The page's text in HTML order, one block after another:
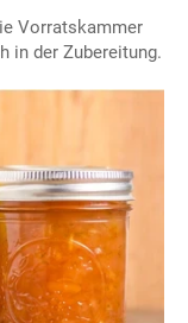
Vorratskammer
in der Zubereitung.